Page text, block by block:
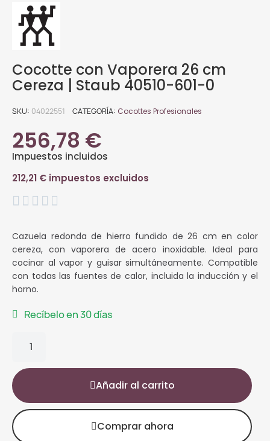
Cocotte con Vaporera 26 cm
Cereza | Staub 40510-601-0
SKU 04022551 CATEGORÍA Cocottes Profesionales
256,78 €
Impuestos incluidos
212,21 € impuestos excluidos
    
Cazuela redonda de hierro fundido de 26 cm en color
cereza, con vaporera de acero inoxidable. Ideal para
cocinar al vapor y guisar simultáneamente. Compatible
con todas las fuentes de calor, incluida la inducción y el
horno.
Recíbelo en 30 días
Añadir al carrito
Comprar ahora